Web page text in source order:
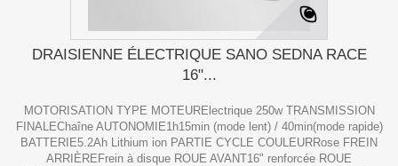
DRAISIENNE ÉLECTRIQUE SANO SEDNA RACE
16"...
MOTORISATION TYPE MOTEURElectrique 250w TRANSMISSION
FINALEChaîne AUTONOMIE1h15min (mode lent) / 40min(mode rapide)
BATTERIE5.2Ah Lithium ion PARTIE CYCLE COULEURRose FREIN
ARRIÈREFrein à disque ROUE AVANT16" renforcée ROUE